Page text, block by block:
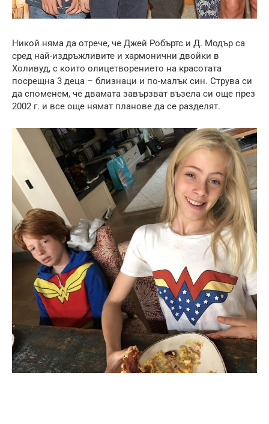
Никой няма да отрече, че Джей Робъртс и Д. Модър са
сред най-издръжливите и хармонични двойки в
Холивуд, с които олицетворението на красотата
посрещна 3 деца – близнаци и по-малък син. Струва си
да споменем, че двамата завързват възела си още през
2002 г. и все още нямат планове да се разделят.